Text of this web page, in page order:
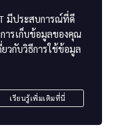
มีประสบการณ์ที่ดี
ารเก็บข้อมูลของคุณ
วกับวิธีการใช้ข้อมูล
เรียนรู้เพิ่มเติมที่นี่